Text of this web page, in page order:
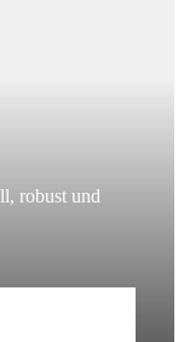
robust und